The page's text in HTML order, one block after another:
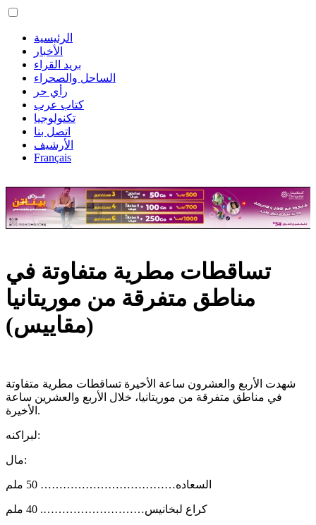
الرئيسية
الأخبار
بريد القراء
الساحل والصحراء
رأي حر
كتاب عرب
تكنولوجيا
اتصل بنا
الأرشيف
Français
تساقطات مطرية متفاوتة في
مناطق متفرقة من موريتانيا
(مقاييس)
شهدت الأربع والعشرون ساعة الأخيرة تساقطات مطرية متفاوتة
في مناطق متفرقة من موريتانيا، خلال الأربع والعشرين ساعة
الأخيرة.
لبراكنه:
مال:
السعاده……………………………… 50 ملم
كراع لبخانيس………………………. 40 ملم